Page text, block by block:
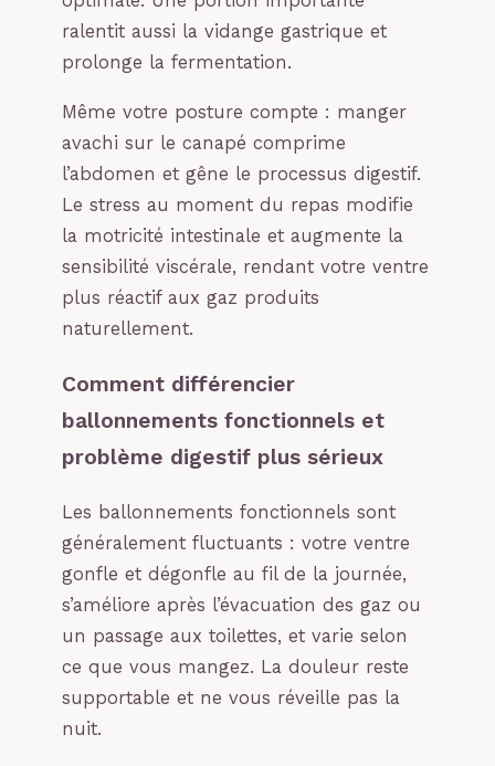
ralentit aussi la vidange gastrique et
prolonge la fermentation.
Même votre posture compte : manger
avachi sur le canapé comprime
l’abdomen et gêne le processus digestif.
Le stress au moment du repas modifie
la motricité intestinale et augmente la
sensibilité viscérale, rendant votre ventre
plus réactif aux gaz produits
naturellement.
Comment différencier
ballonnements fonctionnels et
problème digestif plus sérieux
Les ballonnements fonctionnels sont
généralement fluctuants : votre ventre
gonfle et dégonfle au fil de la journée,
s’améliore après l’évacuation des gaz ou
un passage aux toilettes, et varie selon
ce que vous mangez. La douleur reste
supportable et ne vous réveille pas la
nuit.